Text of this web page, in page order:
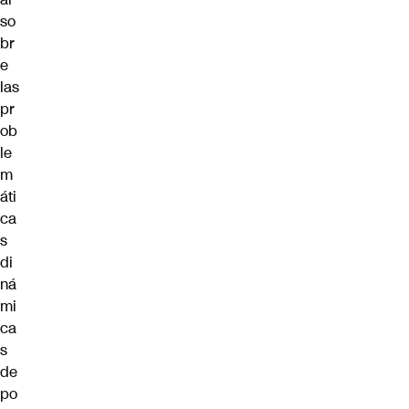
so
br
e
las
pr
ob
le
m
áti
ca
s
di
ná
mi
ca
s
de
po